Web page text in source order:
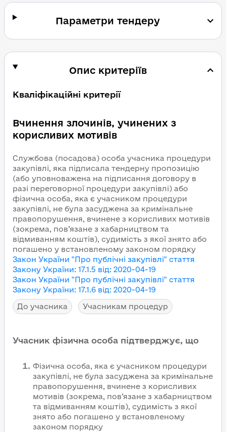
Параметри тендеру
Опис критеріїв
Кваліфікаційні критерії
Вчинення злочинів, учинених з
корисливих мотивів
Службова (посадова) особа учасника процедури
закупівлі, яка підписала тендерну пропозицію
(або уповноважена на підписання договору в
разі переговорної процедури закупівлі) або
фізична особа, яка є учасником процедури
закупівлі, не була засуджена за кримінальне
правопорушення, вчинене з корисливих мотивів
(зокрема, пов’язане з хабарництвом та
відмиванням коштів), судимість з якої знято або
погашено у встановленому законом порядку
Закон України "Про публічні закупівлі" стаття
Закону України: 17.1.5 від: 2020-04-19
Закон України "Про публічні закупівлі" стаття
Закону України: 17.1.6 від: 2020-04-19
До учасника
Учасникам процедур
Учасник фізична особа підтверджує, що
Фізична особа, яка є учасником процедури
закупівлі, не була засуджена за кримінальне
правопорушення, вчинене з корисливих
мотивів (зокрема, пов’язане з хабарництвом
та відмиванням коштів), судимість з якої
знято або погашено у встановленому
законом порядку